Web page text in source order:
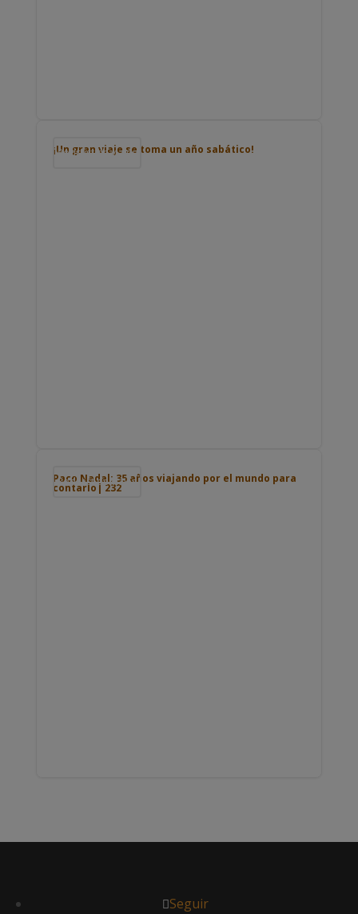
Podcast de viajes
¡Un gran viaje se toma un año sabático!
Podcast de viajes
Paco Nadal: 35 años viajando por el mundo para
contarlo| 232
Seguir